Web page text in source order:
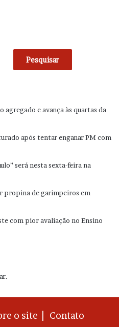
Pesquisar
e avança às quartas da
após tentar enganar PM com
será nesta sexta-feira na
propina de garimpeiros em
com pior avaliação no Ensino
o site | Contato